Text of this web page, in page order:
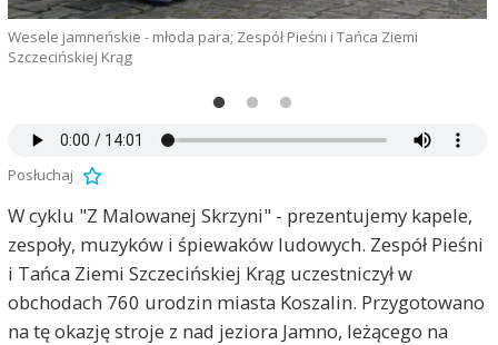
Wesele jamneńskie - młoda para; Zespół Pieśni i Tańca Ziemi
Szczecińskiej Krąg
Posłuchaj
W cyklu "Z Malowanej Skrzyni" - prezentujemy kapele,
zespoły, muzyków i śpiewaków ludowych. Zespół Pieśni
i Tańca Ziemi Szczecińskiej Krąg uczestniczył w
obchodach 760 urodzin miasta Koszalin. Przygotowano
na tę okazję stroje z nad jeziora Jamno, leżącego na